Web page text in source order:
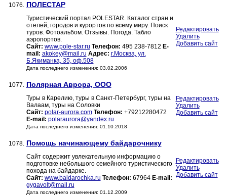
1076. ПОЛЕСТАР
Туристический портал POLESTAR. Каталог стран и
отелей, городов и курортов по всему миру. Поиск
туров. Фотоальбом. Отзывы. Погода. Табло
аэропортов.
Сайт: www.pole-star.ru Телефон: 495 238-7812 E-
mail: akokey@mail.ru Адрес: г.Москва, ул.
Б.Якиманка, 35, оф.508
Дата последнего изменения: 03.02.2006
Редактировать
Удалить
Добавить сайт
1077. Полярная Аврора, ООО
Туры в Карелию, туры в Санкт-Петербург, туры на
Валаам, туры на Соловки
Сайт: polar-aurora.com Телефон: +79212280472
E-mail: polaraurora@yandex.ru
Дата последнего изменения: 01.10.2018
Редактировать
Удалить
Добавить сайт
1078. Помощь начинающему байдарочнику
Сайт содержит увлекательную информацию о
подготовке небольшого семейного туристического
похода на байдарке.
Сайт: www.baidarochka.ru Телефон: 67964 E-mail:
gygavolt@mail.ru
Дата последнего изменения: 01.12.2009
Редактировать
Удалить
Добавить сайт